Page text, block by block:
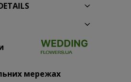
мережах